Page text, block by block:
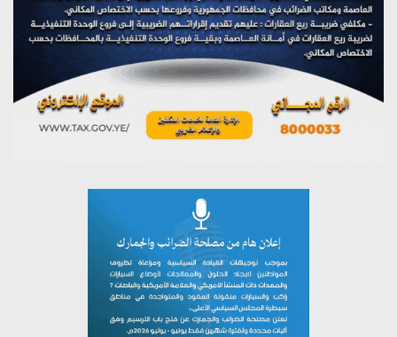
مؤتمر صحفي لمركز عين الإنسانية حول جرائم تحالف العدوان
على اليمن
يوليو 27, 2026